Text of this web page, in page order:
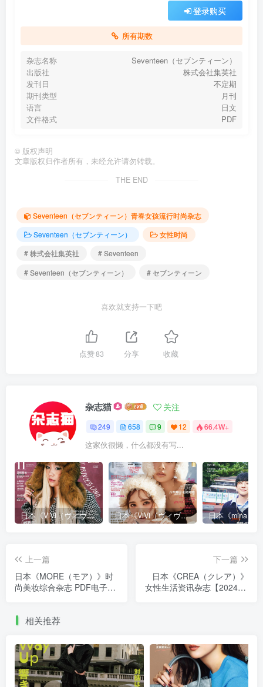
登录购买
所有期数
杂志名称
Seventeen（セブンティーン）
出版社
株式会社集英社
发刊日
不定期
期刊类型
月刊
语言
日文
文件格式
PDF
© 版权声明
文章版权归作者所有，未经允许请勿转载。
THE END
Seventeen（セブンティーン）青春女孩流行时尚杂志
Seventeen（セブンティーン）
女性时尚
# 株式会社集英社
# Seventeen
# Seventeen（セブンティーン）
# セブンティーン
喜欢就支持一下吧
点赞83 分享 收藏
杂志猫 关注
249 658 9 12 66.4W+
这家伙很懒，什么都没有写...
日本《ViVi（ヴィヴィ）》女性流行时尚杂志 PDF电子版【2025年·全年订阅】 日本《ViVi（ヴィヴィ）》女性流行时尚杂志 PDF电子版【2024年·全年订阅】
上一篇
日本《MORE（モア）》时
尚美妆综合杂志 PDF电子版
下一篇
日本《CREA（クレア）》
女性生活资讯杂志【2024年·
相关推荐